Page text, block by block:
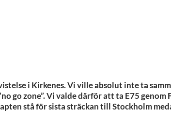
i Kirkenes. Vi ville absolut inte ta
go zone”. Vi valde därför att ta E75
stå för sista sträckan till Stockholm